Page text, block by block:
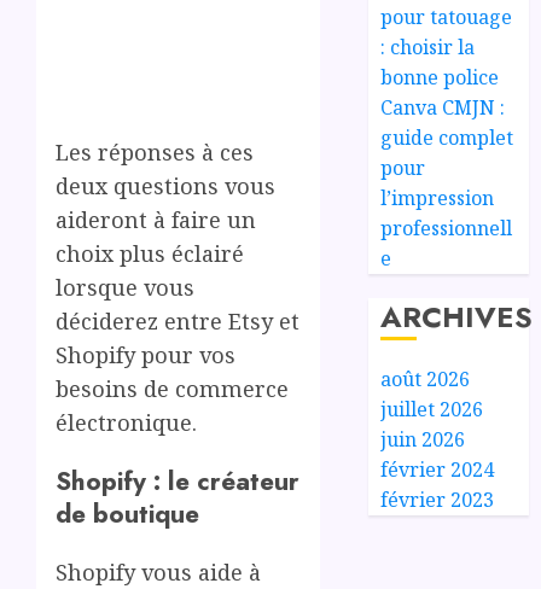
Les réponses à ces
deux questions vous
aideront à faire un
choix plus éclairé
lorsque vous
déciderez entre Etsy et
Shopify pour vos
besoins de commerce
électronique.
Shopify : le créateur
de boutique
Shopify vous aide à
pour tatouage
: choisir la
bonne police
Canva CMJN :
guide complet
pour
l’impression
professionnell
e
ARCHIVES
août 2026
juillet 2026
juin 2026
février 2024
février 2023